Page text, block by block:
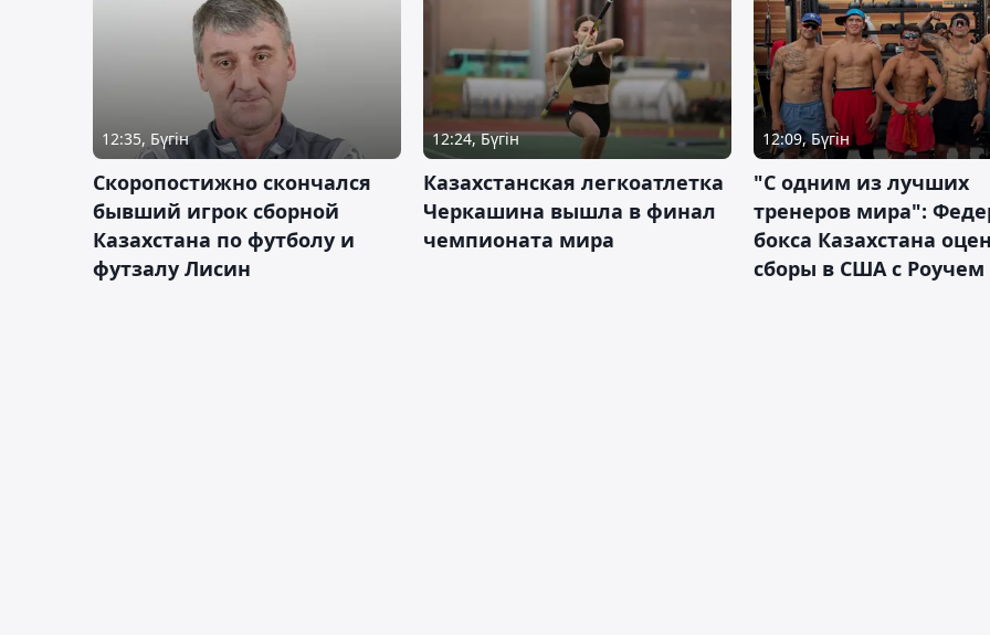
12:35, Бүгін
Скоропостижно скончался
бывший игрок сборной
Казахстана по футболу и
футзалу Лисин
12:24, Бүгін
Казахстанская легкоатлетка
Черкашина вышла в финал
чемпионата мира
12:09, Бүгін
"С одним из лучших
тренеров мира":
бокса Казахстана
сборы в США с Роучем